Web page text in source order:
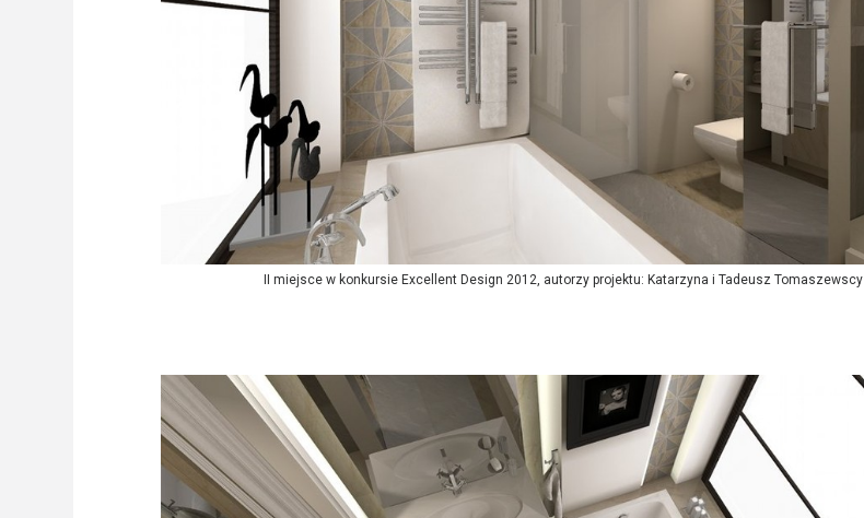
II miejsce w konkursie Excellent Design 2012, autorzy projektu: Katarzyna i Tadeusz Tomaszewscy